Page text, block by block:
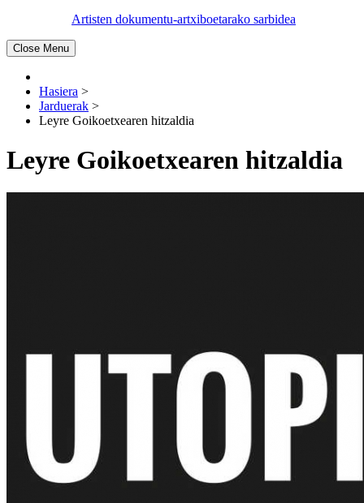
Artisten dokumentu-artxiboetarako sarbidea
Close Menu
Hasiera >
Jarduerak >
Leyre Goikoetxearen hitzaldia
Leyre Goikoetxearen hitzaldia